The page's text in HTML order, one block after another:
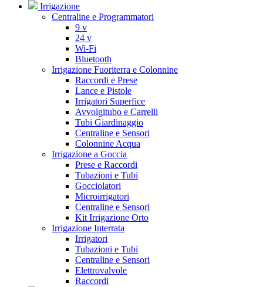
Irrigazione
Centraline e Programmatori
9 v
24 v
Wi-Fi
Bluetooth
Irrigazione Fuoriterra e Colonnine
Raccordi e Prese
Lance e Pistole
Irrigatori Superfice
Avvolgitubo e Carrelli
Tubi Giardinaggio
Centraline e Sensori
Colonnine Acqua
Irrigazione a Goccia
Prese e Raccordi
Tubazioni e Tubi
Gocciolatori
Microirrigatori
Centraline e Sensori
Kit Irrigazione Orto
Irrigazione Interrata
Irrigatori
Tubazioni e Tubi
Centraline e Sensori
Elettrovalvole
Raccordi